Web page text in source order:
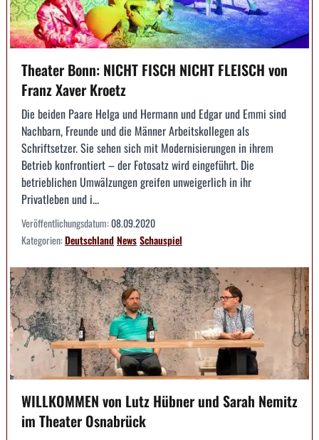
Theater Bonn: NICHT FISCH NICHT FLEISCH von
Franz Xaver Kroetz
Die beiden Paare Helga und Hermann und Edgar und Emmi sind
Nachbarn, Freunde und die Männer Arbeitskollegen als
Schriftsetzer. Sie sehen sich mit Modernisierungen in ihrem
Betrieb konfrontiert – der Fotosatz wird eingeführt. Die
betrieblichen Umwälzungen greifen unweigerlich in ihr
Privatleben und i...
Veröffentlichungsdatum:08.09.2020
Kategorien:DeutschlandNewsSchauspiel
WILLKOMMEN von Lutz Hübner und Sarah Nemitz
im Theater Osnabrück